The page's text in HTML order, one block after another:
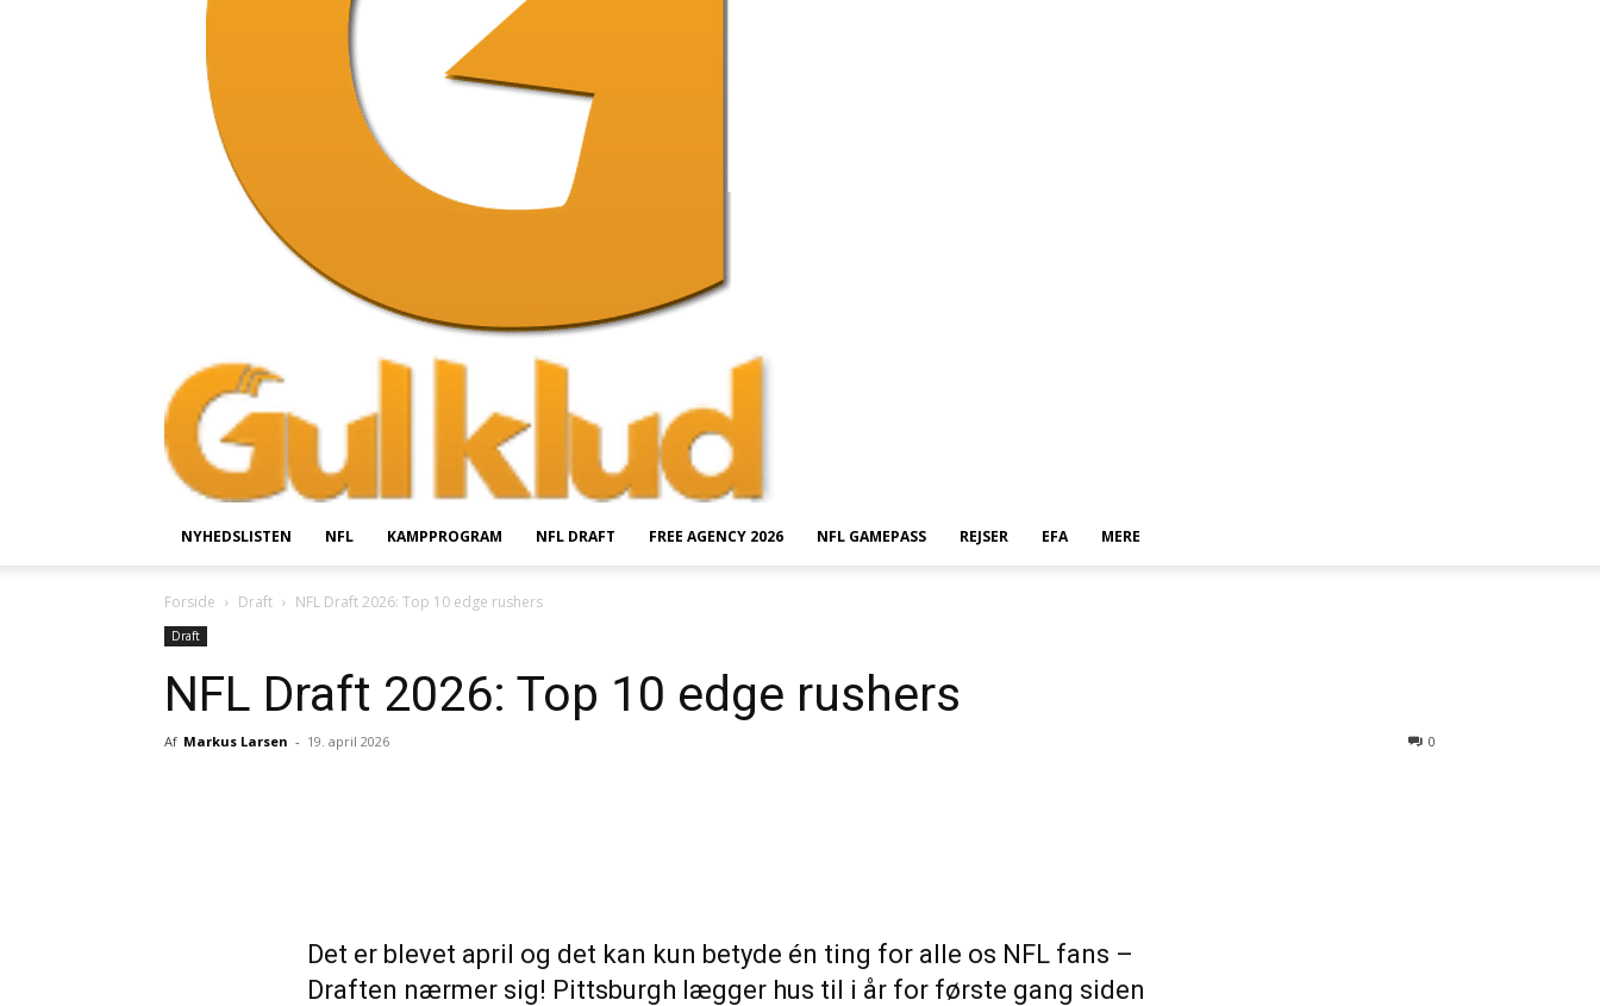
NYHEDSLISTEN NFL KAMPPROGRAM NFL DRAFT FREE AGENCY 2026 NFL GAMEPASS REJSER EFA MERE
Forside Draft NFL Draft 2026: Top 10 edge rushers
Draft
NFL Draft 2026: Top 10 edge rushers
Af Markus Larsen - 19. april 2026 0
Det er blevet april og det kan kun betyde én ting for alle os NFL fans –
Draften nærmer sig! Pittsburgh lægger hus til i år for første gang siden